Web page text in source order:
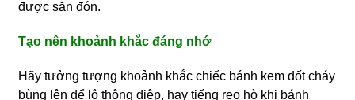
được săn đón.
Tạo nên khoảnh khắc đáng nhớ
Hãy tưởng tượng khoảnh khắc chiếc bánh kem đốt cháy
bùng lên để lộ thông điệp, hay tiếng reo hò khi bánh